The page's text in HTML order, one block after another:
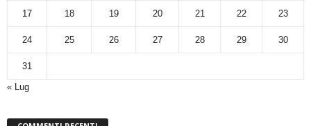
17 18 19 20 21 22 23
24 25 26 27 28 29 30
31
« Lug